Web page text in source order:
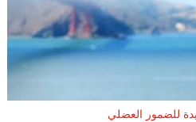
للضمور العضلي